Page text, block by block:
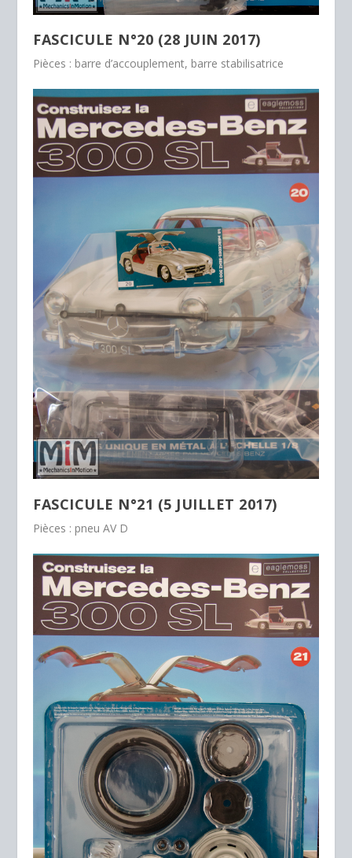
FASCICULE N°20 (28 JUIN 2017)
Pièces : barre d’accouplement, barre stabilisatrice
FASCICULE N°21 (5 JUILLET 2017)
Pièces : pneu AV D